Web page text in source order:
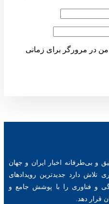
من در مرورگر برای زمانی
دقیق و بی‌طرفانه اخبار ایران و جهان
تلاش دارد جدیدترین رویدادهای
و فناوری را با پوشش جامع و
قرار دهد.